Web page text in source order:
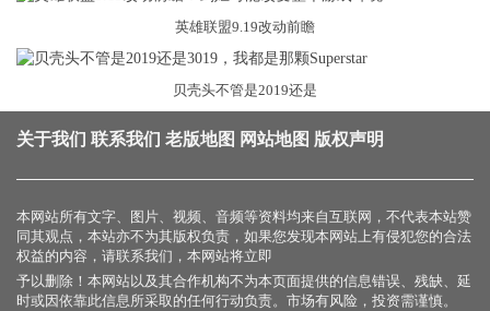
英雄联盟9.19改动前瞻
贝壳头不管是2019还是
关于我们 联系我们 老版地图 网站地图 版权声明
本网站所有文字、图片、视频、音频等资料均来自互联网，不代表本站赞
同其观点，本站亦不为其版权负责，如果您发现本网站上有侵犯您的合法
权益的内容，请联系我们，本网站将立即
予以删除！本网站以及其合作机构不为本页面提供的信息错误、残缺、延
时或因依靠此信息所采取的任何行动负责。市场有风险，投资需谨慎。